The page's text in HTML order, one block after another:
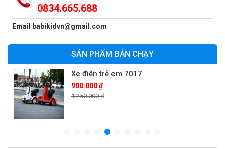
0834.665.688
Email babikidvn@gmail.com
SẢN PHẨM BÁN CHẠY
950.000 ₫
Xe điện trẻ em 7017
900.000 ₫
1.250.000 ₫
Xe ô tô điện trẻ em cảnh sát J2988